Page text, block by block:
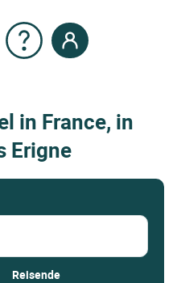
in France, in
Erigne
Reisende